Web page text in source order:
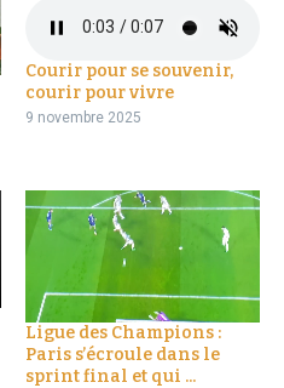
Courir pour se souvenir,
courir pour vivre
9 novembre 2025
Ligue des Champions :
Paris s’écroule dans le
sprint final et qui ...